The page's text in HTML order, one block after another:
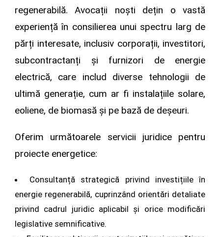
regenerabilă. Avocații noști dețin o vastă
experiență în consilierea unui spectru larg de
părți interesate, inclusiv corporații, investitori,
subcontractanți și furnizori de energie
electrică, care includ diverse tehnologii de
ultimă generație, cum ar fi instalațiile solare,
eoliene, de biomasă și pe bază de deșeuri.
Oferim următoarele servicii juridice pentru
proiecte energetice:
Consultanță strategică privind investițiile în
energie regenerabilă, cuprinzând orientări detaliate
privind cadrul juridic aplicabil și orice modificări
legislative semnificative.